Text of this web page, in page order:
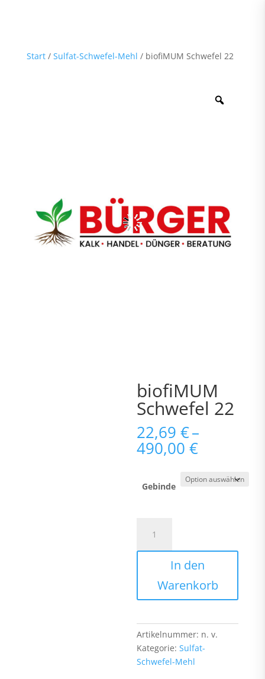
Start/ Sulfat-Schwefel-Mehl / biofiMUM Schwefel 22
biofiMUM
Schwefel 22
22,69€–
490,00€
Gebinde
In den
Warenkorb
Artikelnummer: n. v.
Kategorie:Sulfat-
Schwefel-Mehl